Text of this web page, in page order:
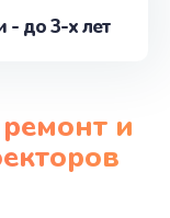
- до 3-х лет
и